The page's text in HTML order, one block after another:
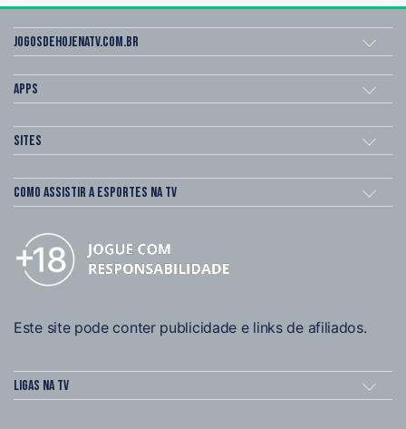
Jogosdehojenatv.com.br
Apps
Sites
Como assistir a esportes na TV
Este site pode conter publicidade e links de afiliados.
Ligas na TV